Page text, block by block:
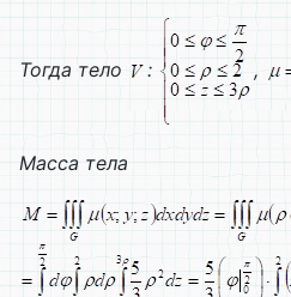
Тогда тело : ,
Масса тела